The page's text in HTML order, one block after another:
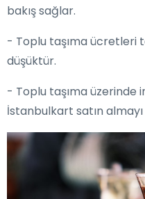
bakış sağlar.
- Toplu taşıma ücretleri
düşüktür.
- Toplu taşıma üzerinde
İstanbulkart satın almayı